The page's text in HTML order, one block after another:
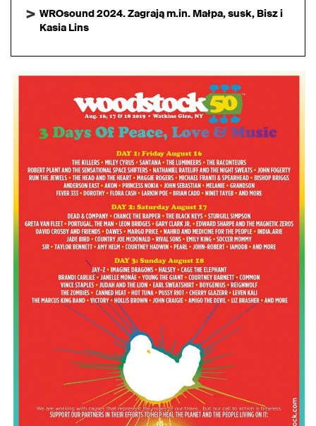
WROsound 2024. Zagrają m.in. Małpa, susk, Bisz i
Kasia Lins